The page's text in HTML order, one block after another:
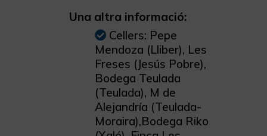
Una altra informació:
Cellers: Pepe
Mendoza (Lliber), Les
Freses (Jesús Pobre),
Bodega Teulada
(Teulada), M de
Alejandría (Teulada-
Moraira),Bodega Riko